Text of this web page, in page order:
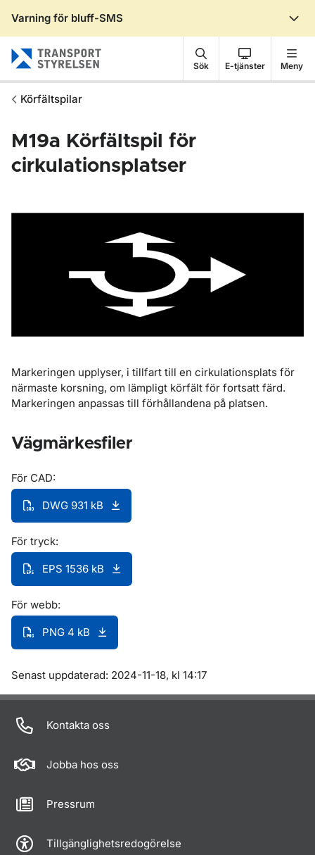
Varning för bluff-SMS
Sök E-tjänster Meny
Körfältspilar
M19a Körfältspil för
cirkulationsplatser
Markeringen upplyser, i tillfart till en cirkulationsplats för
närmaste korsning, om lämpligt körfält för fortsatt färd.
Markeringen anpassas till förhållandena på platsen.
Vägmärkesfiler
För CAD:
DWG 931 kB
För tryck:
EPS 1536 kB
För webb:
PNG 4 kB
Om sidan
Senast uppdaterad: 2024-11-18, kl 14:17
Kontakta oss
Jobba hos oss
Pressrum
Tillgänglighetsredogörelse